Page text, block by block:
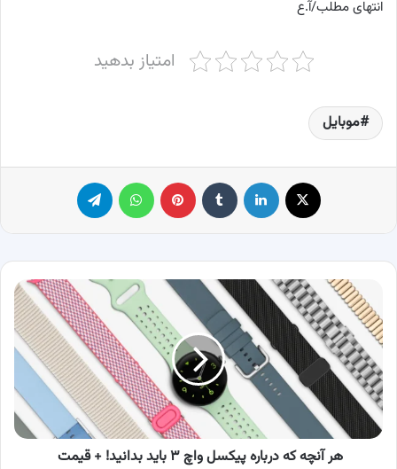
انتهای مطلب/آ.ع
امتیاز بدهید
موبایل
لینکدین ‫تامبلر پینترست
آنچه
که
درباره
پیکسل
واچ
۳
باید
بدانید!
هر آنچه که درباره پیکسل واچ ۳ باید بدانید! + قیمت